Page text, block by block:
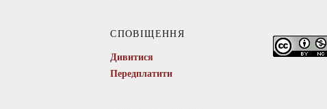
СПОВІЩЕННЯ
Дивитися
Передплатити